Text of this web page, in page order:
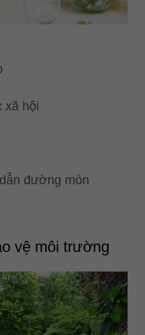
xã hội
đường mòn
vệ môi trường